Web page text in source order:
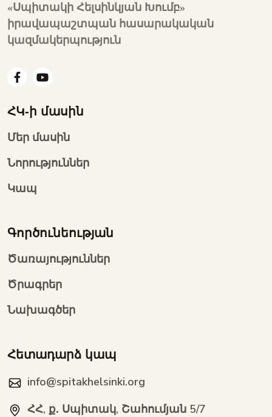
«Սպիտակի Հելսինկյան Խումբ»
իրավապաշտպան հասարակական
կազմակերպություն
ՀԿ-ի մասին
Մեր մասին
Նորություններ
Կապ
Գործունեության
Ծառայություններ
Ծրագրեր
Նախագծեր
Հետադարձ կապ
info@spitakhelsinki.org
ՀՀ, ք․ Սպիտակ, Շահումյան 5/7